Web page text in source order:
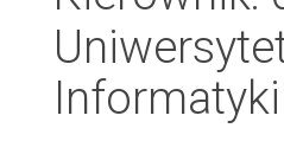
Informatyki